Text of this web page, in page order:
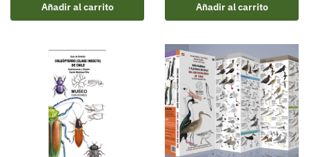
Añadir al carrito Añadir al carrito